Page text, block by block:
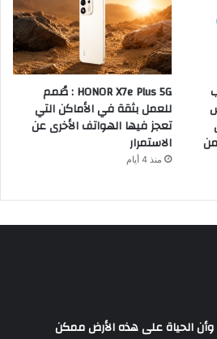
HONOR X7e Plus 5G : صُمم
للعمل بثقة في الأماكن التي
تعجز فيها الهواتف الأخرى عن
الاستمرار
منذ 4 أيام
وأن الحياة على هذه الأرض ممكن